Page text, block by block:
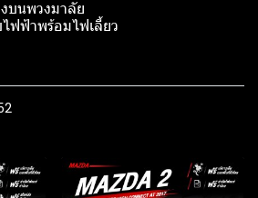
บนพวงมาลัย
ฟฟ้าพร้อมไฟเลี้ยว